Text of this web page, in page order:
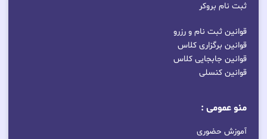
ثبت نام بروکر
قوانین ثبت نام و رزرو
قوانین برگزاری کلاس
قوانین جابجایی کلاس
قوانین کنسلی
منو عمومی :
آموزش حضوری